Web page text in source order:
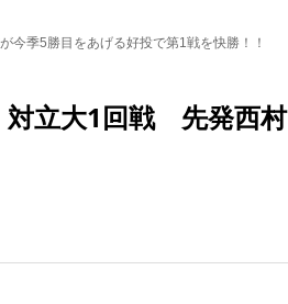
季5勝目をあげる好投で第1戦を快勝！！
対立大1回戦 先発西村